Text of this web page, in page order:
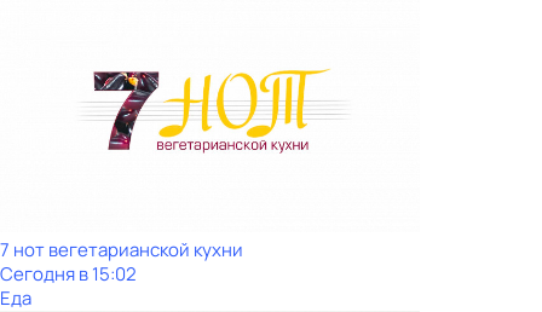
7 нот вегетарианской кухни
Сегодня в 15:02
Еда